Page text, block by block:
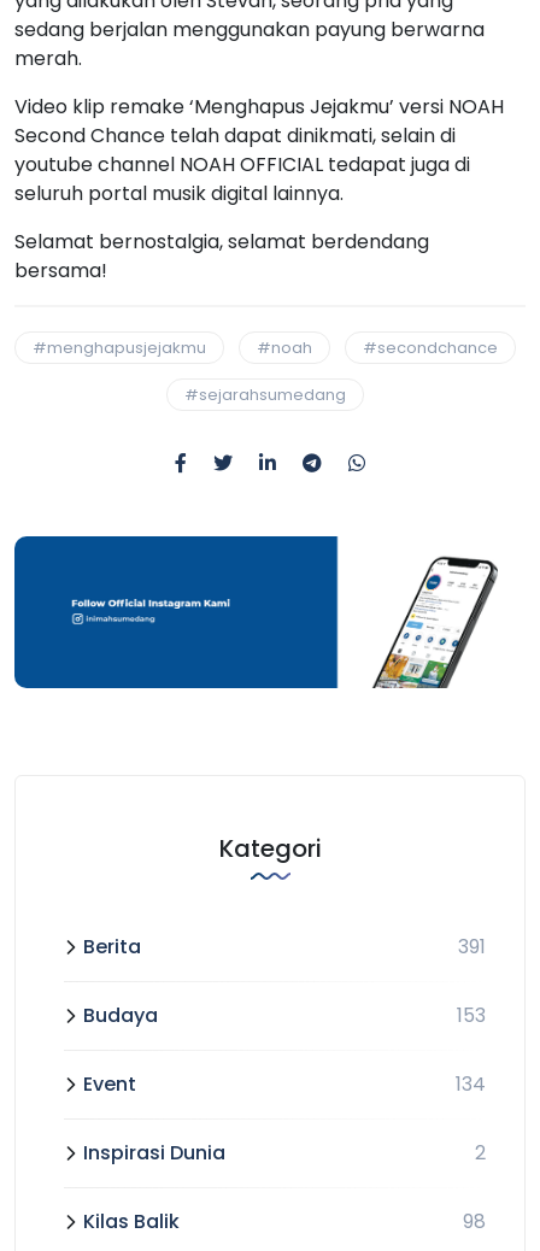
sedang berjalan menggunakan payung berwarna
merah.
Video klip remake ‘Menghapus Jejakmu’ versi NOAH
Second Chance telah dapat dinikmati, selain di
youtube channel NOAH OFFICIAL tedapat juga di
seluruh portal musik digital lainnya.
Selamat bernostalgia, selamat berdendang
bersama!
#menghapusjejakmu #noah #secondchance
#sejarahsumedang
Kategori
Berita 391
Budaya 153
Event 134
Inspirasi Dunia 2
Kilas Balik 98